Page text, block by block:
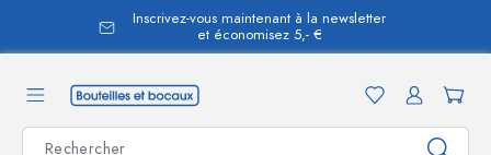
principal
Inscrivez-vous maintenant à la newsletter
et économisez 5,- €